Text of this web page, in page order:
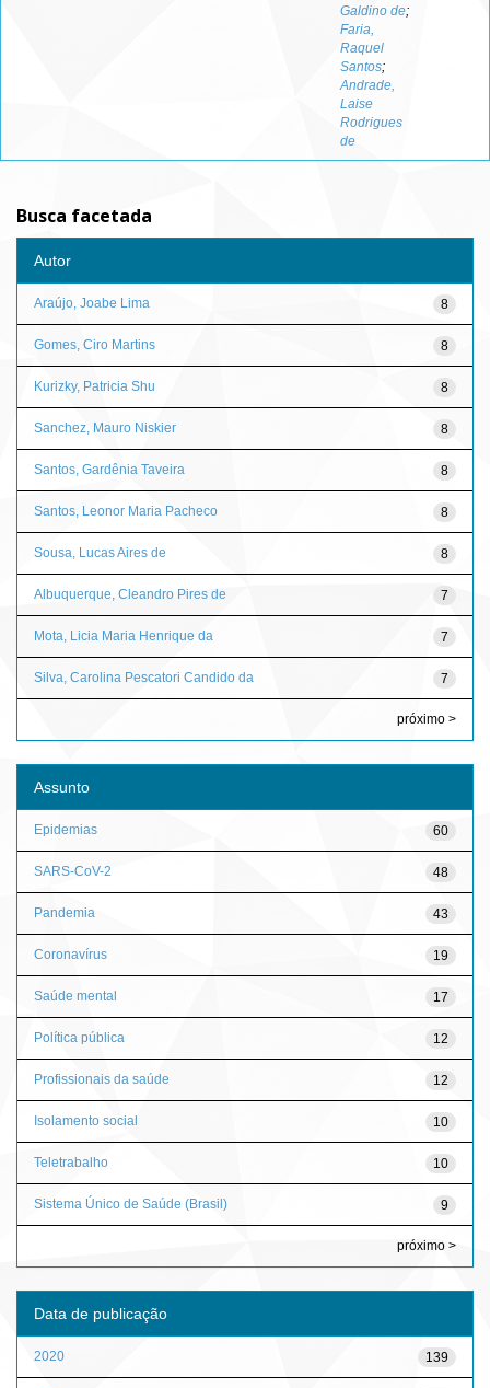
Galdino de;
Faria,
Raquel
Santos;
Andrade,
Laise
Rodrigues
de
Busca facetada
Autor
8
Araújo, Joabe Lima
8
Gomes, Ciro Martins
8
Kurizky, Patricia Shu
8
Sanchez, Mauro Niskier
8
Santos, Gardênia Taveira
8
Santos, Leonor Maria Pacheco
8
Sousa, Lucas Aires de
7
Albuquerque, Cleandro Pires de
7
Mota, Licia Maria Henrique da
7
Silva, Carolina Pescatori Candido da
próximo >
Assunto
60
Epidemias
48
SARS-CoV-2
43
Pandemia
19
Coronavírus
17
Saúde mental
12
Política pública
12
Profissionais da saúde
10
Isolamento social
10
Teletrabalho
9
Sistema Único de Saúde (Brasil)
próximo >
Data de publicação
139
2020